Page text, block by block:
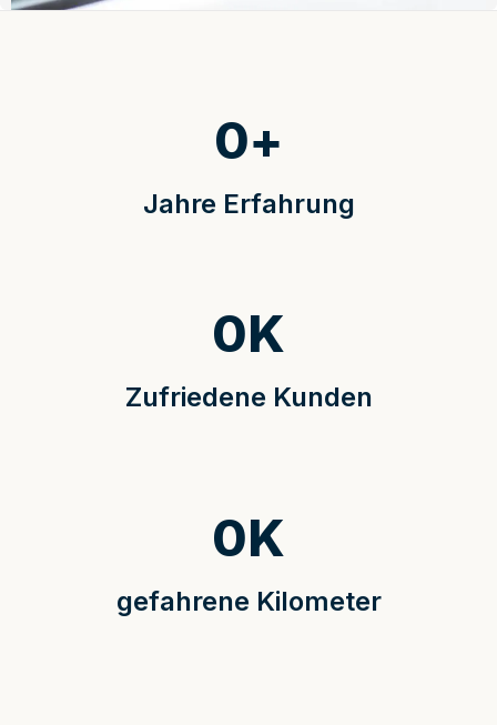
Jahre Erfahrung
0+
Zufriedene Kunden
0K
gefahrene Kilometer
0K